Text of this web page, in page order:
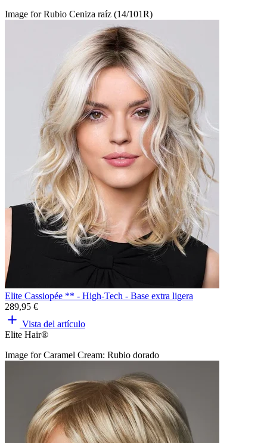
Image for Rubio Ceniza raíz (14/101R)
Elite Cassiopée ** - High-Tech - Base extra ligera
289,95 €
Vista del artículo
Elite Hair®
Image for Caramel Cream: Rubio dorado